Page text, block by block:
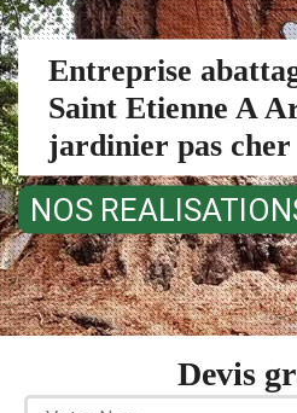
Entreprise
Saint Etienne A
jardinier pas cher
NOS
Devis